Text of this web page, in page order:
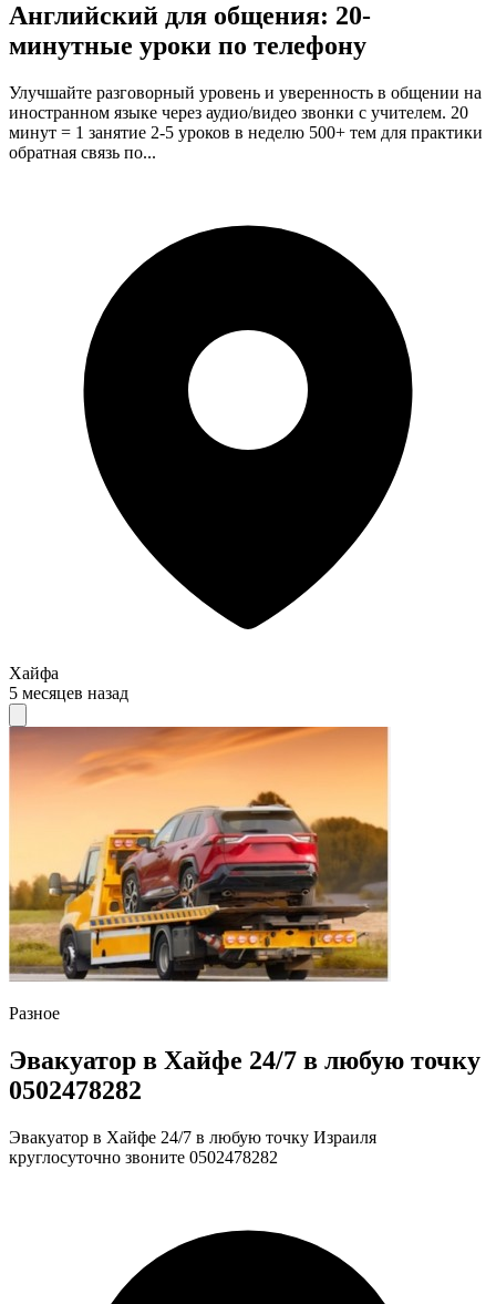
Английский для общения: 20-
минутные уроки по телефону
Улучшайте разговорный уровень и уверенность в общении на
иностранном языке через аудио/видео звонки с учителем. 20
минут = 1 занятие 2-5 уроков в неделю 500+ тем для практики
обратная связь по...
Хайфа
5 месяцев назад
Разное
Эвакуатор в Хайфе 24/7 в любую точку
0502478282
Эвакуатор в Хайфе 24/7 в любую точку Израиля
круглосуточно звоните 0502478282